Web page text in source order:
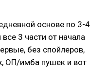
основе по 3-4
3 части от начала
без спойлеров,
ОП/имба пушек и вот